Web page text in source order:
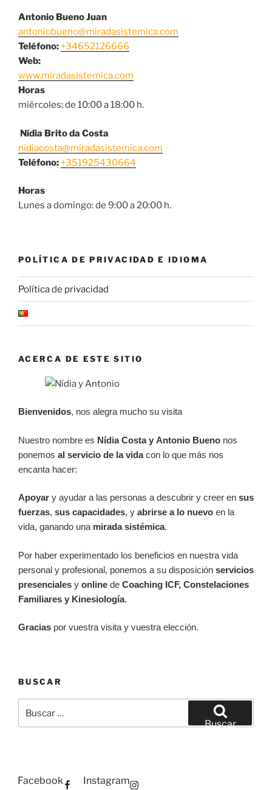
Antonio Bueno Juan
antoniobueno@miradasistemica.com
Teléfono: +34652126666
Web:
www.miradasistemica.com
Horas
miércoles: de 10:00 a 18:00 h.
Nídia Brito da Costa
nidiacosta@miradasistemica.com
Teléfono: +351925430664
Horas
Lunes a domingo: de 9:00 a 20:00 h.
POLÍTICA DE PRIVACIDAD E IDIOMA
Política de privacidad
ACERCA DE ESTE SITIO
Bienvenidos, nos alegra mucho su visita
Nuestro nombre es Nídia Costa y Antonio Bueno nos
ponemos al servicio de la vidacon lo que más nos
encanta hacer:
Apoyar y ayudar a las personas a descubrir y creer en sus
fuerzas, sus capacidades, y abrirse a lo nuevo en la
vida, ganando una mirada sistémica.
Por haber experimentado los beneficios en nuestra vida
personal y profesional, ponemos a su disposición servicios
presenciales y online de Coaching ICF, Constelaciones
Familiares y Kinesiología.
Gracias por vuestra visita y vuestra elección.
BUSCAR
por:
Buscar
Facebook Instagram